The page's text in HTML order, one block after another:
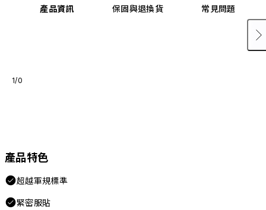
產品資訊 保固與退換貨 常見問題
1/0
產品特色
超越軍規標準
緊密服貼